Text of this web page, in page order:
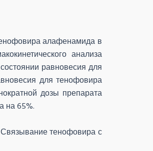
алафенамида в
анализа
равновесия для
для тенофовира
дозы препарата
на 65%.
тенофовира с